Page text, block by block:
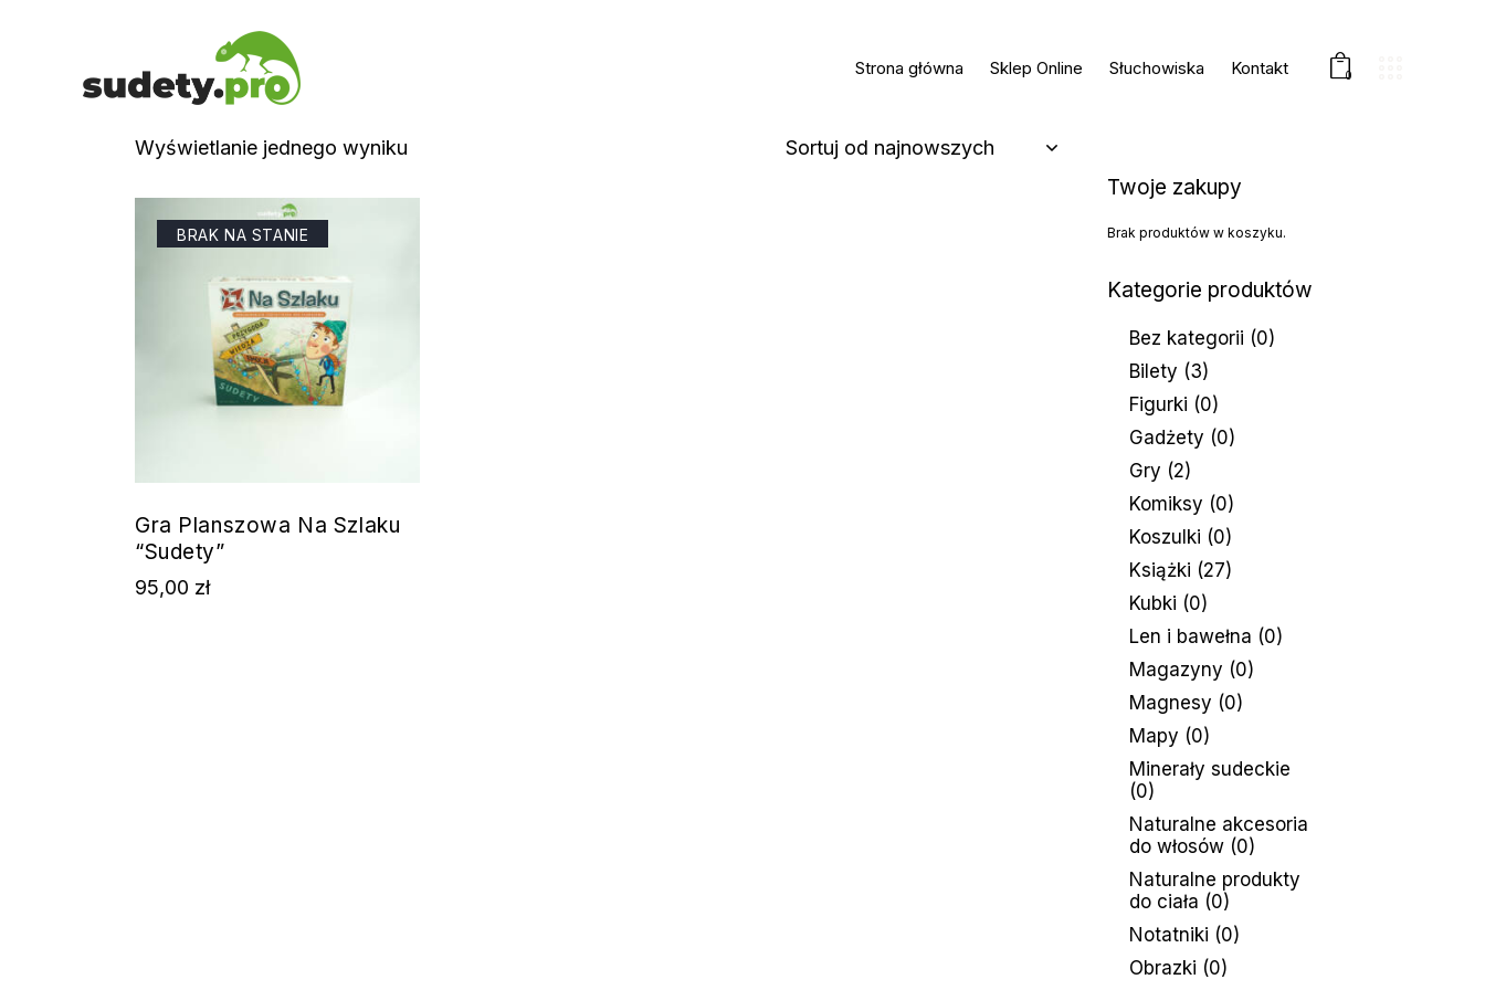
Strona główna Sklep Online Słuchowiska Kontakt 0
Wyświetlanie jednego wyniku
BRAK NA STANIE
Gra Planszowa Na Szlaku
“Sudety”
95,00 zł
Twoje zakupy
Brak produktów w koszyku.
Kategorie produktów
Bez kategorii (0)
Bilety (3)
Figurki (0)
Gadżety (0)
Gry (2)
Komiksy (0)
Koszulki (0)
Książki (27)
Kubki (0)
Len i bawełna (0)
Magazyny (0)
Magnesy (0)
Mapy (0)
Minerały sudeckie
(0)
Naturalne akcesoria
do włosów (0)
Naturalne produkty
do ciała (0)
Notatniki (0)
Obrazki (0)